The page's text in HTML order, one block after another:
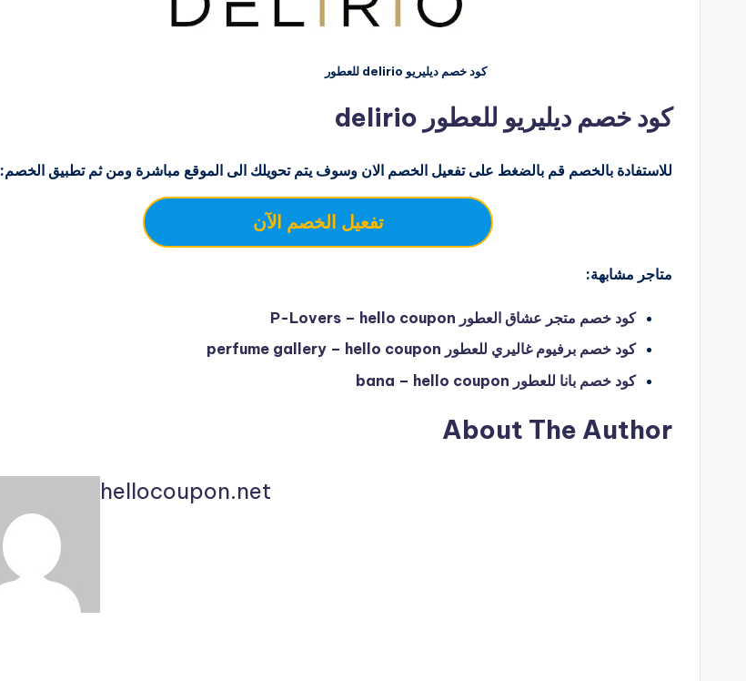
كود خصم ديليريو delirio للعطور
كود خصم ديليريو للعطور delirio
للاستفادة بالخصم قم بالضغط على تفعيل الخصم الان وسوف يتم تحويلك الى الموقع مباشرة ومن ثم تطبيق الخصم:
تفعيل الخصم الآن
متاجر مشابهة:
كود خصم متجر عشاق العطور P-Lovers – hello coupon
كود خصم برفيوم غاليري للعطور perfume gallery – hello coupon
كود خصم بانا للعطور bana – hello coupon
About The Author
hellocoupon.net